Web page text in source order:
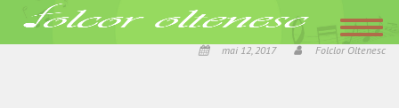
Acasa»Promisiune indeplinita: A fost de POMINA, „Nunta de pomina la
mai 12, 2017 Folclor Oltenesc